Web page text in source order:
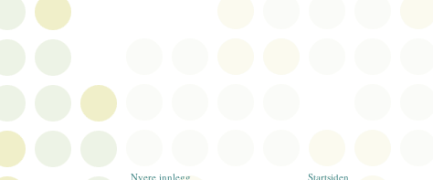
Nyere innlegg Startsiden